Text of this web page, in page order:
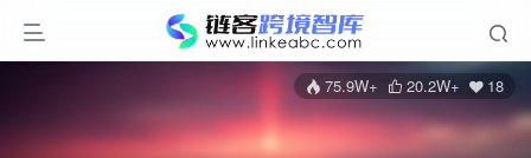
75.9W+ 20.2W+ 18